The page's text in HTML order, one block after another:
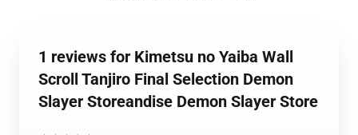
1 reviews for Kimetsu no Yaiba Wall
Scroll Tanjiro Final Selection Demon
Slayer Storeandise Demon Slayer Store